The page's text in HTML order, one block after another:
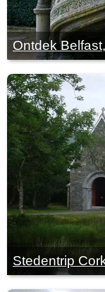
Ontdek
Stedentrip